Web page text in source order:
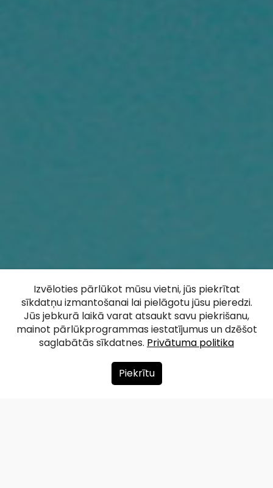
Izvēloties pārlūkot mūsu vietni, jūs piekrītat
sīkdatņu izmantošanai lai pielāgotu jūsu pieredzi.
Jūs jebkurā laikā varat atsaukt savu piekrišanu,
mainot pārlūkprogrammas iestatījumus un dzēšot
saglabātās sīkdatnes. Privātuma politika
Piekrītu